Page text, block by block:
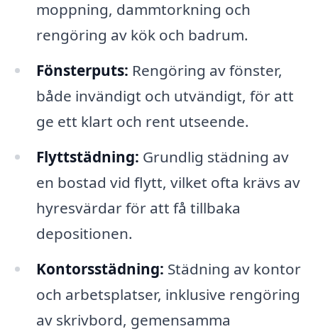
moppning, dammtorkning och
rengöring av kök och badrum.
Fönsterputs: Rengöring av fönster,
både invändigt och utvändigt, för att
ge ett klart och rent utseende.
Flyttstädning: Grundlig städning av
en bostad vid flytt, vilket ofta krävs av
hyresvärdar för att få tillbaka
depositionen.
Kontorsstädning: Städning av kontor
och arbetsplatser, inklusive rengöring
av skrivbord, gemensamma